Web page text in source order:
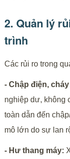
2. Quản lý
trình
Các rủi ro trong
- Chập điện,
nghiệp dư, không
toàn dẫn đến
mô lớn do sự lan
- Hư thang máy: